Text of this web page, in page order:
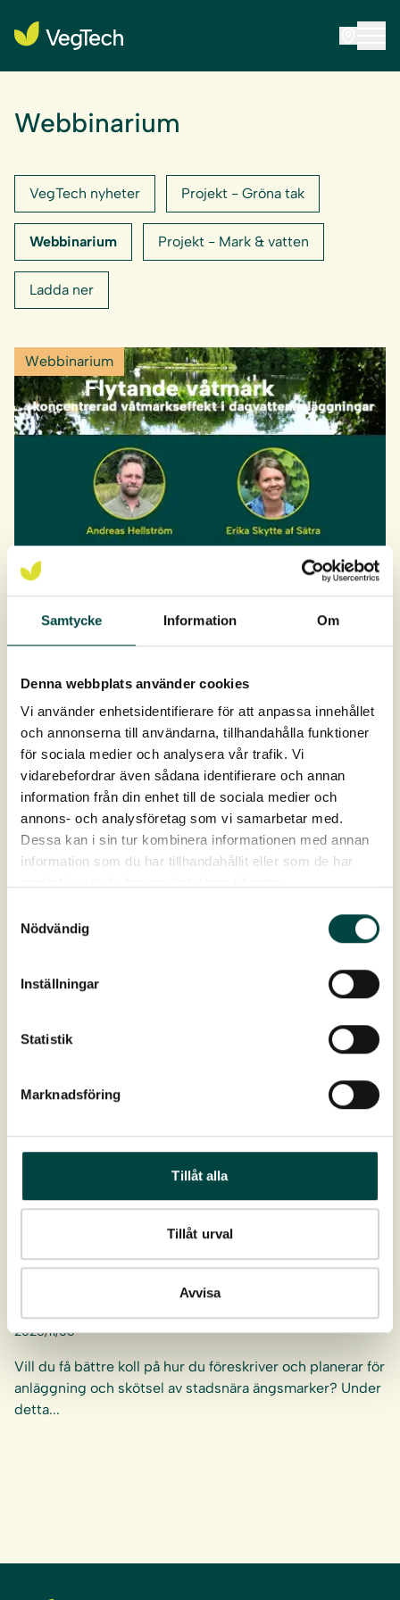
Samtycke Information Om
Denna webbplats använder cookies
Vi använder enhetsidentifierare för att anpassa innehållet
och annonserna till användarna, tillhandahålla funktioner
för sociala medier och analysera vår trafik. Vi
vidarebefordrar även sådana identifierare och annan
information från din enhet till de sociala medier och
annons- och analysföretag som vi samarbetar med.
Dessa kan i sin tur kombinera informationen med annan
information som du har tillhandahållit eller som de har
Nödvändig
Inställningar
Statistik
Marknadsföring
Tillåt alla
Tillåt urval
Avvisa
Webbinarium
VegTech nyheter Projekt - Gröna tak
Webbinarium Projekt - Mark & vatten
Ladda ner
Webbinarium
Webbinarium – Flytande våtmark
flytande våtmarker fungerar och hur de...
Webbinarium
Webbinarium – Växternas funktion i vattenmiljö
vattenhantering i öppna dagvattensystem? Under detta
Webbinarium – Växternas funktion i vattenmiljö...
Webbinarium
2025/11/06
Vill du få bättre koll på hur du föreskriver och planerar för
anläggning och skötsel av stadsnära ängsmarker? Under
detta...